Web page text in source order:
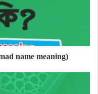
name meaning)